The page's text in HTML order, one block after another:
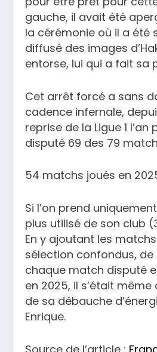
gauche, il avait été
la cérémonie où il a été
diffusé des images
entorse, lui qui a fait sa
Cet arrêt forcé a sans
cadence infernale,
reprise de la Ligue 1
disputé 69 des 79
54 matchs joués en
Si l’on prend
plus utilisé de son club
En y ajoutant les
sélection confondus,
chaque match disputé
en 2025, il s’était
de sa débauche
Enrique.